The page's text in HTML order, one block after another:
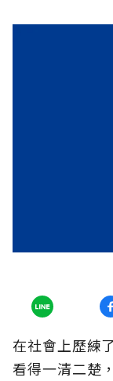
在社會上歷練
看得一清二楚